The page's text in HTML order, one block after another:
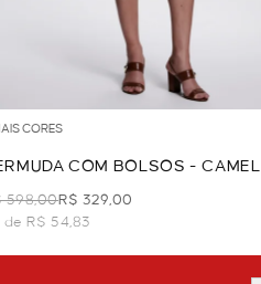
CORES
COM BOLSOS - CAMEL
598,00R$ 329,00
de R$ 54,83